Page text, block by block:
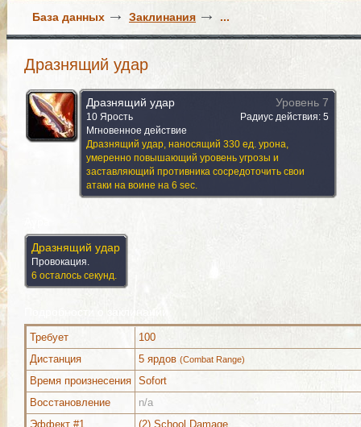
База данных Заклинания ...
Дразнящий удар
Дразнящий удар Уровень 7
10 Ярость
Радиус действия: 5
Мгновенное действие
Дразнящий удар, наносящий 330 ед. урона,
умеренно повышающий уровень угрозы и
заставляющий противника сосредоточить свои
атаки на воине на 6 sec.
Дразнящий удар
Провокация.
6 осталось секунд.
Требует
100
Дистанция
5 ярдов (Combat Range)
Время произнесения Sofort
Восстановление
n/a
Эффект #1
(2) School Damage
Дополнительно (7) Комментарии